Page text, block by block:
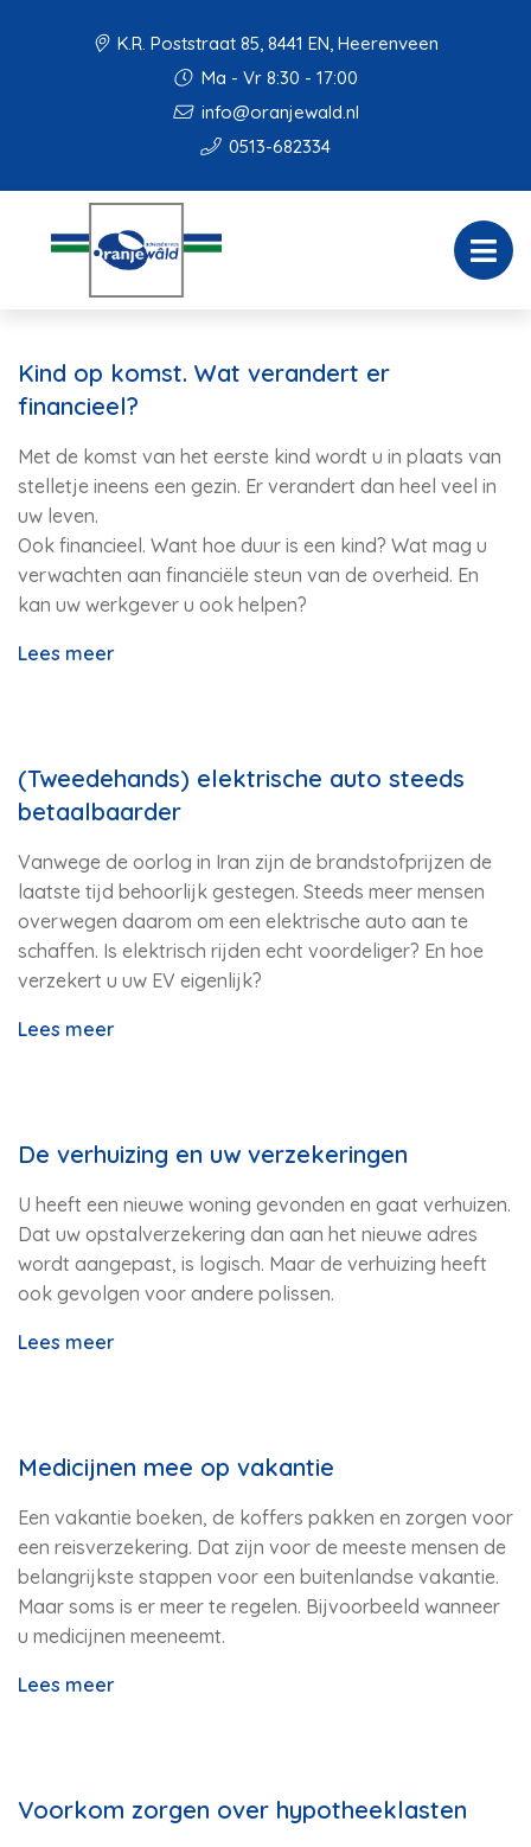
K.R. Poststraat 85, 8441 EN, Heerenveen
Ma - Vr 8:30 - 17:00
info@oranjewald.nl
0513-682334
Kind op komst. Wat verandert er
financieel?
Met de komst van het eerste kind wordt u in plaats van
stelletje ineens een gezin. Er verandert dan heel veel in
uw leven.
Ook financieel. Want hoe duur is een kind? Wat mag u
verwachten aan financiële steun van de overheid. En
kan uw werkgever u ook helpen?
Lees meer
(Tweedehands) elektrische auto steeds
betaalbaarder
Vanwege de oorlog in Iran zijn de brandstofprijzen de
laatste tijd behoorlijk gestegen. Steeds meer mensen
overwegen daarom om een elektrische auto aan te
schaffen. Is elektrisch rijden echt voordeliger? En hoe
verzekert u uw EV eigenlijk?
Lees meer
De verhuizing en uw verzekeringen
U heeft een nieuwe woning gevonden en gaat verhuizen.
Dat uw opstalverzekering dan aan het nieuwe adres
wordt aangepast, is logisch. Maar de verhuizing heeft
ook gevolgen voor andere polissen.
Lees meer
Medicijnen mee op vakantie
Een vakantie boeken, de koffers pakken en zorgen voor
een reisverzekering. Dat zijn voor de meeste mensen de
belangrijkste stappen voor een buitenlandse vakantie.
Maar soms is er meer te regelen. Bijvoorbeeld wanneer
u medicijnen meeneemt.
Lees meer
Voorkom zorgen over hypotheeklasten